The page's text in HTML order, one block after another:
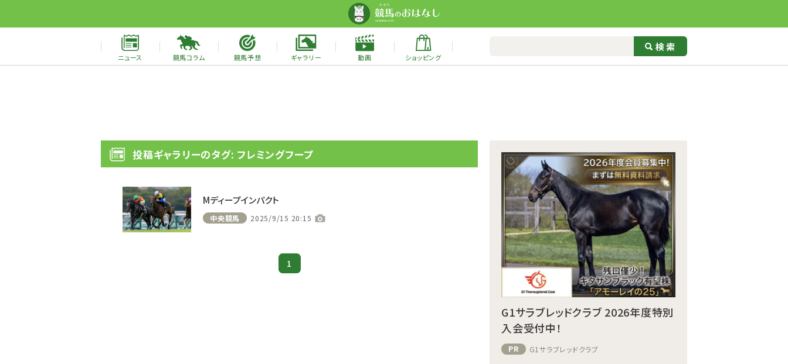
ニュース 競馬コラム 競馬予想 ギャラリー 動画 ショッピング
投稿ギャラリーのタグ: フレミングフープ
Mディープインパクト
中央競馬 2025/9/15 20:15
1
G1サラブレッドクラブ 2026年度特別
入会受付中！
PR G1サラブレッドクラブ